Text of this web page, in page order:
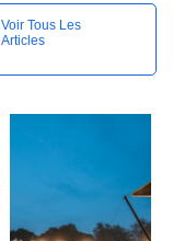
Voir Tous Les
Articles